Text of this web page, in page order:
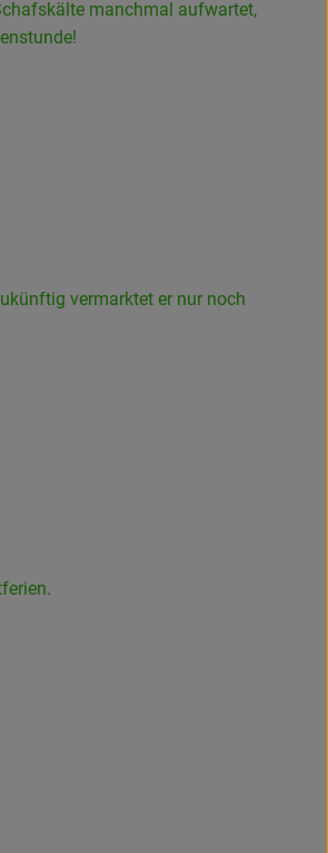
manchmal aufwartet,
vermarktet er nur noch